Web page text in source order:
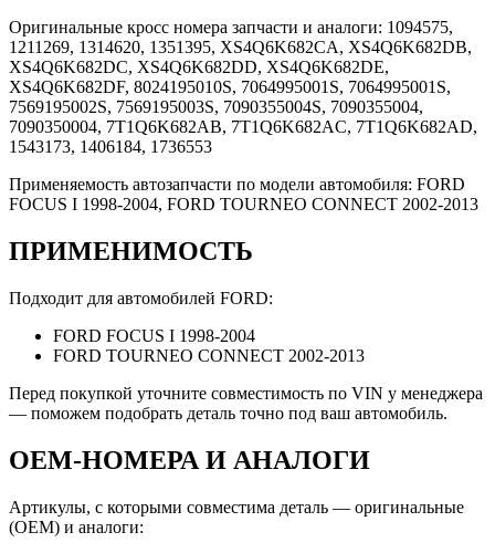
Оригинальные кросс номера запчасти и аналоги: 1094575,
1211269, 1314620, 1351395, XS4Q6K682CA, XS4Q6K682DB,
XS4Q6K682DC, XS4Q6K682DD, XS4Q6K682DE,
XS4Q6K682DF, 8024195010S, 7064995001S, 7064995001S,
7569195002S, 7569195003S, 7090355004S, 7090355004,
7090350004, 7T1Q6K682AB, 7T1Q6K682AC, 7T1Q6K682AD,
1543173, 1406184, 1736553
Применяемость автозапчасти по модели автомобиля: FORD
FOCUS I 1998-2004, FORD TOURNEO CONNECT 2002-2013
ПРИМЕНИМОСТЬ
Подходит для автомобилей FORD:
FORD FOCUS I 1998-2004
FORD TOURNEO CONNECT 2002-2013
Перед покупкой уточните совместимость по VIN у менеджера
— поможем подобрать деталь точно под ваш автомобиль.
OEM-НОМЕРА И АНАЛОГИ
Артикулы, с которыми совместима деталь — оригинальные
(OEM) и аналоги: